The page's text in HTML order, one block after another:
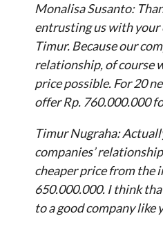
Monalisa Susanto:
entrusting us with your
Timur. Because our
relationship, of course
price possible. For 20
offer Rp. 760.000.000
Timur Nugraha:
companies’
cheaper price from the
650.000.000. I think
to a good company like